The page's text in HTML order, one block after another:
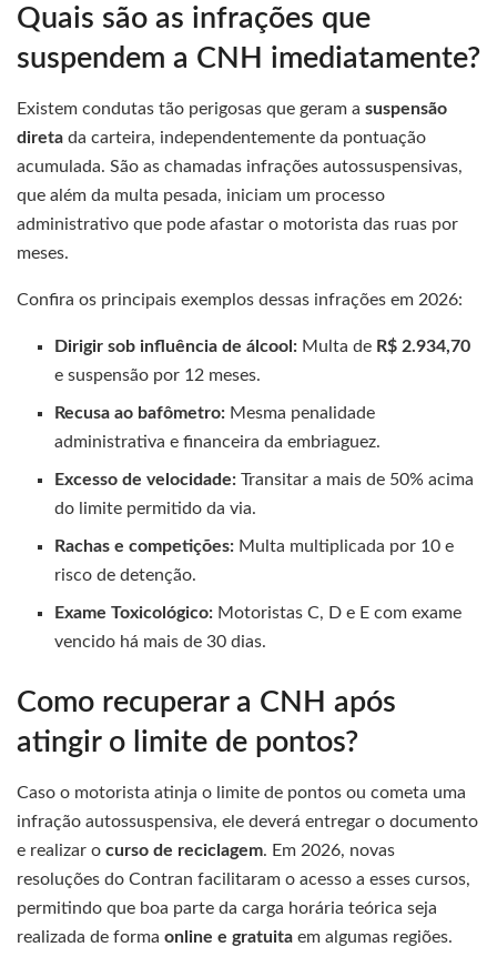
Quais são as infrações que
suspendem a CNH imediatamente?
Existem condutas tão perigosas que geram a suspensão
direta da carteira, independentemente da pontuação
acumulada. São as chamadas infrações autossuspensivas,
que além da multa pesada, iniciam um processo
administrativo que pode afastar o motorista das ruas por
meses.
Confira os principais exemplos dessas infrações em 2026:
Dirigir sob influência de álcool: Multa de R$ 2.934,70
e suspensão por 12 meses.
Recusa ao bafômetro: Mesma penalidade
administrativa e financeira da embriaguez.
Excesso de velocidade: Transitar a mais de 50% acima
do limite permitido da via.
Rachas e competições: Multa multiplicada por 10 e
risco de detenção.
Exame Toxicológico: Motoristas C, D e E com exame
vencido há mais de 30 dias.
Como recuperar a CNH após
atingir o limite de pontos?
Caso o motorista atinja o limite de pontos ou cometa uma
infração autossuspensiva, ele deverá entregar o documento
e realizar o curso de reciclagem. Em 2026, novas
resoluções do Contran facilitaram o acesso a esses cursos,
permitindo que boa parte da carga horária teórica seja
realizada de forma online e gratuita em algumas regiões.